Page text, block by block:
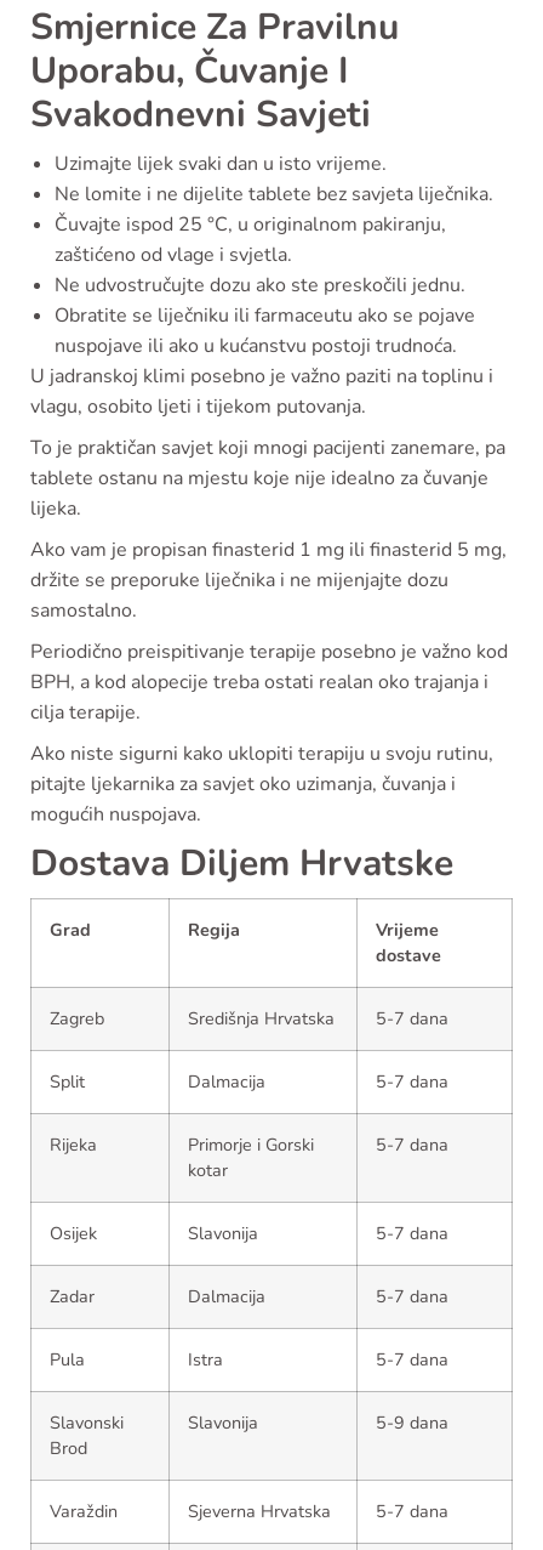
Smjernice Za Pravilnu
Uporabu, Čuvanje I
Svakodnevni Savjeti
Uzimajte lijek svaki dan u isto vrijeme.
Ne lomite i ne dijelite tablete bez savjeta liječnika.
Čuvajte ispod 25 °C, u originalnom pakiranju,
zaštićeno od vlage i svjetla.
Ne udvostručujte dozu ako ste preskočili jednu.
Obratite se liječniku ili farmaceutu ako se pojave
nuspojave ili ako u kućanstvu postoji trudnoća.
U jadranskoj klimi posebno je važno paziti na toplinu i
vlagu, osobito ljeti i tijekom putovanja.
To je praktičan savjet koji mnogi pacijenti zanemare, pa
tablete ostanu na mjestu koje nije idealno za čuvanje
lijeka.
Ako vam je propisan finasterid 1 mg ili finasterid 5 mg,
držite se preporuke liječnika i ne mijenjajte dozu
samostalno.
Periodično preispitivanje terapije posebno je važno kod
BPH, a kod alopecije treba ostati realan oko trajanja i
cilja terapije.
Ako niste sigurni kako uklopiti terapiju u svoju rutinu,
pitajte ljekarnika za savjet oko uzimanja, čuvanja i
mogućih nuspojava.
Dostava Diljem Hrvatske
Grad Regija
Vrijeme
dostave
Zagreb Središnja Hrvatska 5-7 dana
Split Dalmacija 5-7 dana
Rijeka
Primorje i Gorski
kotar
5-7 dana
Osijek Slavonija 5-7 dana
Zadar Dalmacija 5-7 dana
Pula Istra 5-7 dana
Slavonski
Brod
Slavonija 5-9 dana
Varaždin Sjeverna Hrvatska 5-7 dana